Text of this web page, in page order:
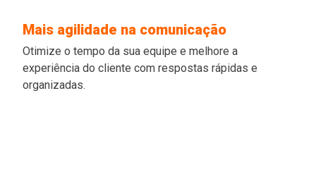
Mais agilidade na comunicação
Otimize o tempo da sua equipe e melhore a
experiência do cliente com respostas rápidas e
organizadas.